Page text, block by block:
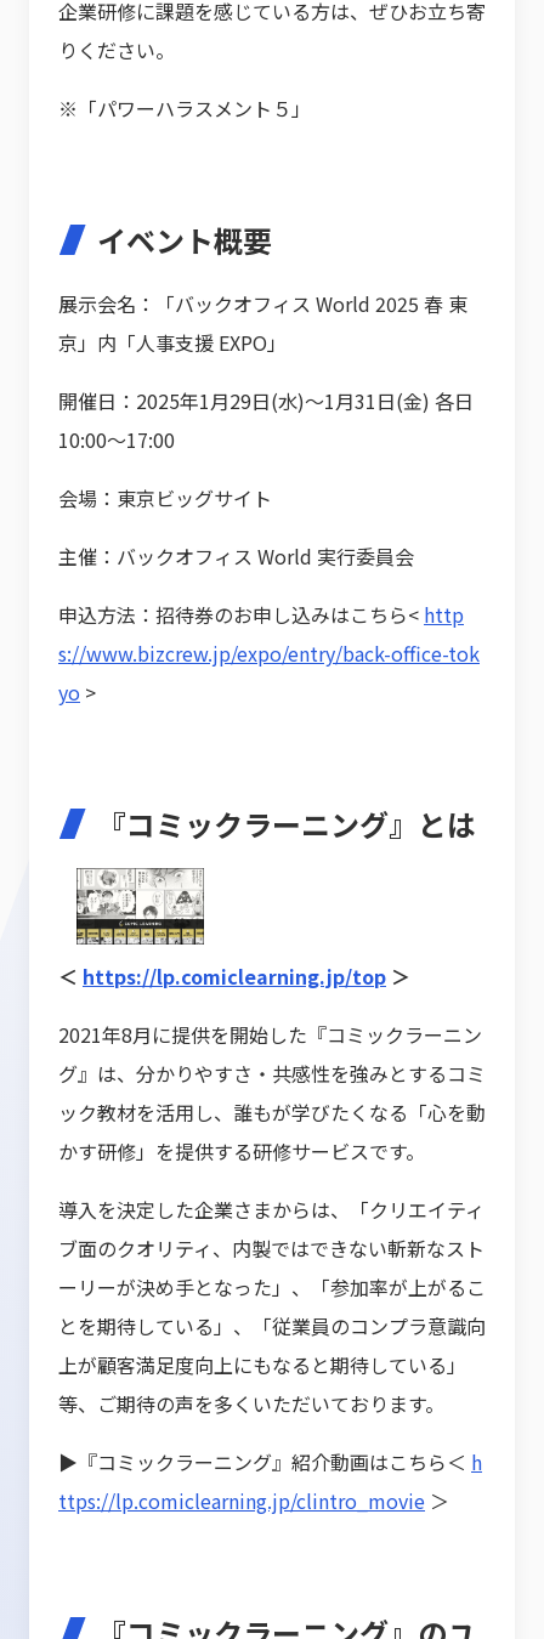
企業研修に課題を感じている方は、ぜひお立ち寄
りください。
※「パワーハラスメント５」
イベント概要
展示会名：「バックオフィス World 2025 春 東
京」内「人事支援 EXPO」
開催日：2025年1月29日(水)～1月31日(金) 各日
10:00～17:00
会場：東京ビッグサイト
主催：バックオフィス World 実行委員会
申込方法：招待券のお申し込みはこちら< http
s://www.bizcrew.jp/expo/entry/back-office-tok
yo >
『コミックラーニング』とは
＜ https://lp.comiclearning.jp/top ＞
2021年8月に提供を開始した『コミックラーニン
グ』は、分かりやすさ・共感性を強みとするコミ
ック教材を活用し、誰もが学びたくなる「心を動
かす研修」を提供する研修サービスです。
導入を決定した企業さまからは、「クリエイティ
ブ面のクオリティ、内製ではできない斬新なスト
ーリーが決め手となった」、「参加率が上がるこ
とを期待している」、「従業員のコンプラ意識向
上が顧客満足度向上にもなると期待している」
等、ご期待の声を多くいただいております。
▶『コミックラーニング』紹介動画はこちら＜ h
ttps://lp.comiclearning.jp/clintro_movie ＞